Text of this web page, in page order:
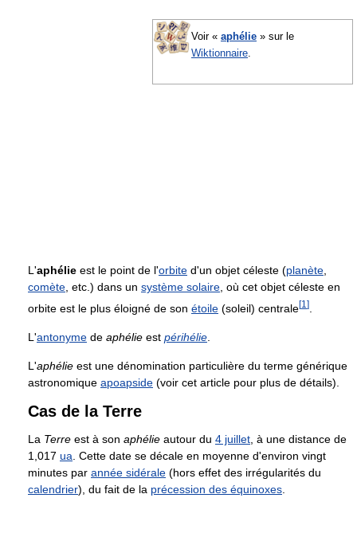
Voir « aphélie » sur le
Wiktionnaire.
L'aphélie est le point de l'orbite d'un objet céleste (planète
comète , etc.) dans un système solaire , où cet objet céleste en
orbite est le plus éloigné de son étoile (soleil) centrale[1 ]
L'antonyme de aphélie est périhélie
L'aphélie est une dénomination particulière du terme générique
astronomique apoapside (voir cet article pour plus de détails).
Cas de la Terre
La Terre est à son aphélie autour du 4 juillet , à une distance de
1,017 ua . Cette date se décale en moyenne d'environ vingt
minutes par année sidérale (hors effet des irrégularités du
calendrier), du fait de la précession des équinoxes